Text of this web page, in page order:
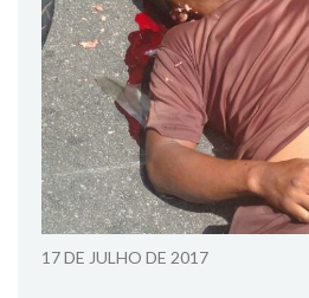
17 DE JULHO DE 2017